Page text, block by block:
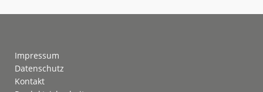
Impressum
Datenschutz
Kontakt